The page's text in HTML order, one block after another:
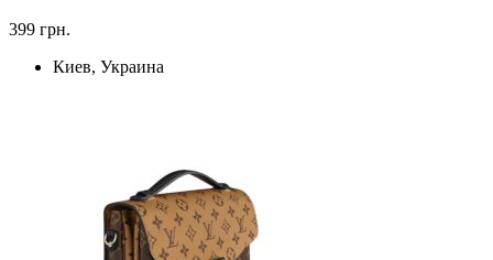
399 грн.
Киев, Украина